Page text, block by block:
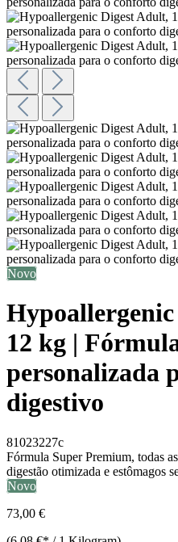
Novo
12 kg |
personalizada
digestivo
81023227c
Fórmula Super Premium, todas
digestão otimizada e estômagos
Novo
73,00 €